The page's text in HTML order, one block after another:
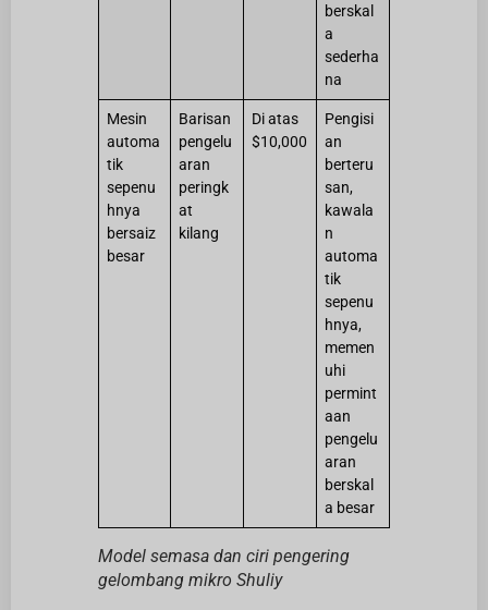
berskal
a
sederha
na
Mesin
automa
tik
sepenu
hnya
bersaiz
besar
Barisan
pengelu
aran
peringk
at
kilang
Di atas
$10,000
Pengisi
an
berteru
san,
kawala
n
automa
tik
sepenu
hnya,
memen
uhi
permint
aan
pengelu
aran
berskal
a besar
Model semasa dan ciri pengering
gelombang mikro Shuliy